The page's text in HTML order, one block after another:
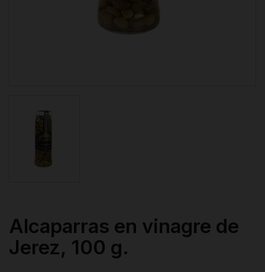
Alcaparras en vinagre de
Jerez, 100 g.